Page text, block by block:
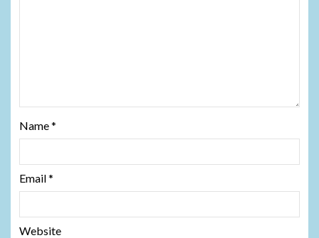
Name*
Email*
Website